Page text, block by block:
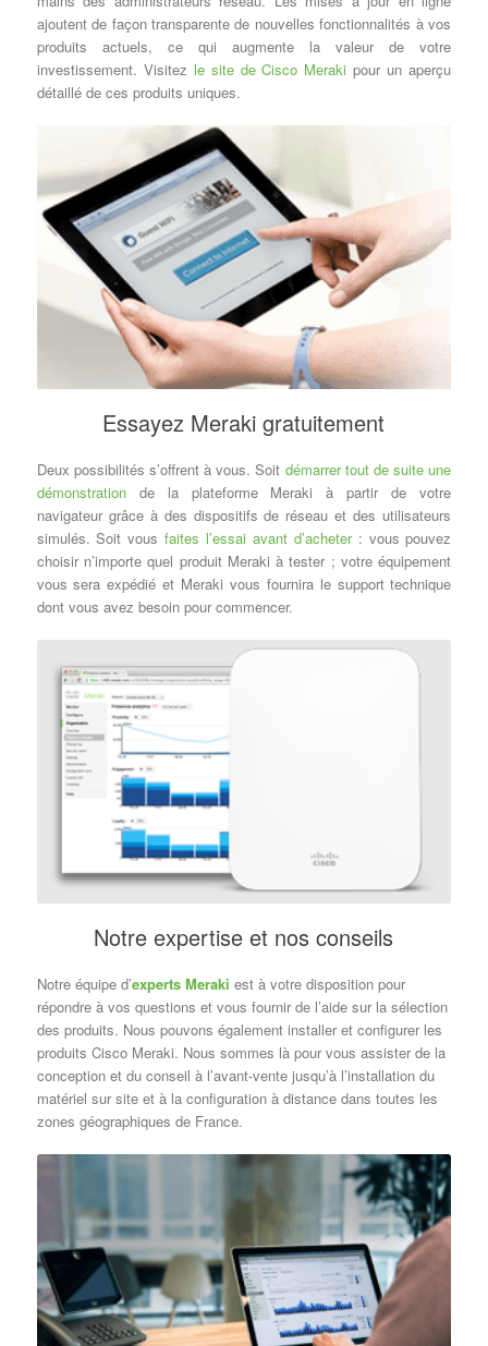
ajoutent de façon transparente de nouvelles fonctionnalités à vos
produits actuels, ce qui augmente la valeur de votre
investissement. Visitez le site de Cisco Meraki pour un aperçu
détaillé de ces produits uniques.
Essayez Meraki gratuitement
Deux possibilités s’offrent à vous. Soit démarrer tout de suite une
démonstrationde la plateforme Meraki à partir de votre
navigateur grâce à des dispositifs de réseau et des utilisateurs
simulés. Soit vousfaites l’essai avant d’acheter: vous pouvez
choisir n’importe quel produit Meraki à tester ; votre équipement
vous sera expédié et Meraki vous fournira le support technique
dont vous avez besoin pour commencer.
Notre expertise et nos conseils
Notre équipe d’experts Meraki est à votre disposition pour
répondre à vos questions et vous fournir de l’aide sur la sélection
des produits. Nous pouvons également installer et configurer les
produits Cisco Meraki. Nous sommes là pour vous assister de la
conception et du conseil à l’avant-vente jusqu’à l’installation du
matériel sur site et à la configuration à distance dans toutes les
zones géographiques de France.